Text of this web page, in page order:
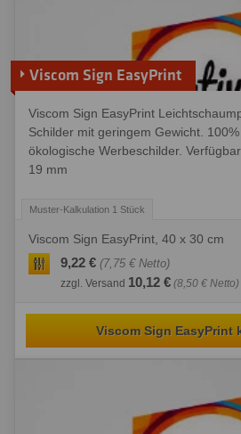
Viscom Sign EasyPrint
Viscom Sign EasyPrint
Schilder mit geringem Gewicht.
ökologische Werbeschilder.
19 mm
Viscom Sign EasyPrint, 40 x 30 cm
9,22 € (7,75 € Netto)
zzgl. Versand 10,12 € (8,50 € Netto)
Viscom Sign EasyPrint